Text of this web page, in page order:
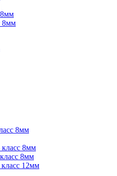
8мм
8мм
8мм
8мм
8мм
12мм